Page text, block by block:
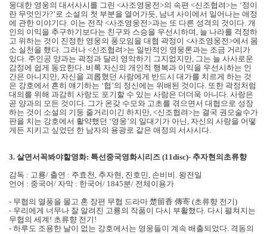
웅대한 영웅의 대서사시를 그린 <사조영웅전>의 속편 <신조협려>는 ‘정이
란 무엇인가?’로 소설의 첫 부분을 열어가듯, 남녀 사이에서 일어나는 애정
에 관한 이야기다. 이는 전작 <사조영웅전>과는 또 다른 성격의 것이다. 개
인의 이익을 추구하기보다는 친구와 스승을 우선시하며, 늘 나라를 걱정하
고 위하는 것이 진정한 영웅의 풍모임을 대협 곽정이 <사조영웅전>에서 몸
소 실천을 했다. 그러나 <신조협려>는 일반적인 영웅론과는 조금 거리가
있다. 주인공 양과는 곽정과 달리 영악하기 그지없지만, 그는 늘 사사로운
감정에 쉽게 동요한다. 비록 자신의 개인적 행복과 이익을 우선시하는 인
간은 아니지만, 자신을 괴롭혔던 사람에게 반드시 대가를 치르게 하는 것
은 강호에서 흔히 얘기하는 ‘협’의 정신에는 위배된 것이다. 또한 곽정처럼
대의를 위해 과감히 사랑도 포기할 수 있는 사람은 더더욱 아니다. 사랑은
곧 양과의 모든 것이다. 그가 온갖 수모와 고초를 겪으면서 대협으로 성장
하는 것이 소설의 기둥 줄거리이긴 하지만, <신조협려>는 결국 권모술수가
판을 치는 강호에서 활약했던 ‘영웅’의 일대기가 아닌, 자신의 사랑을 어떻
게든 지키고 싶었던 한 남자의 용광로 같은 애정의 서사시다.
3. 살면서꼭봐야할영화: 특선중국영화시리즈 (11disc)- 추자현의초류향
감독 : 고룡/ 출연 : 주효천, 추자현, 진호민, 손비비. 왕전일
언어 : 중국어/ 자막 : 한국어/ 1845분/ 전체이용가
- 무협의 열풍을 몰고 혼 장편 무협 드라마 楚留香 傳寄 (초류향 전기)
- 우리에게 너무나 잘 알려진 고룡의 작품이 다시 부활했다. 다시 펼쳐지는
무협의 세계! 초류향 전기!
- 하루도 조용한 날이 없는 강호에서는 영웅들이 계속 배출되었다. 격동의